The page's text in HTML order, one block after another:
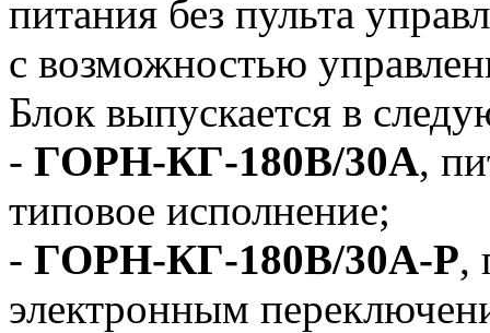
питания без пульта
с возможностью
Блок выпускается в
- ГОРН-КГ-180В/30А,
типовое исполнение;
- ГОРН-КГ-180В/30А-Р,
электронным